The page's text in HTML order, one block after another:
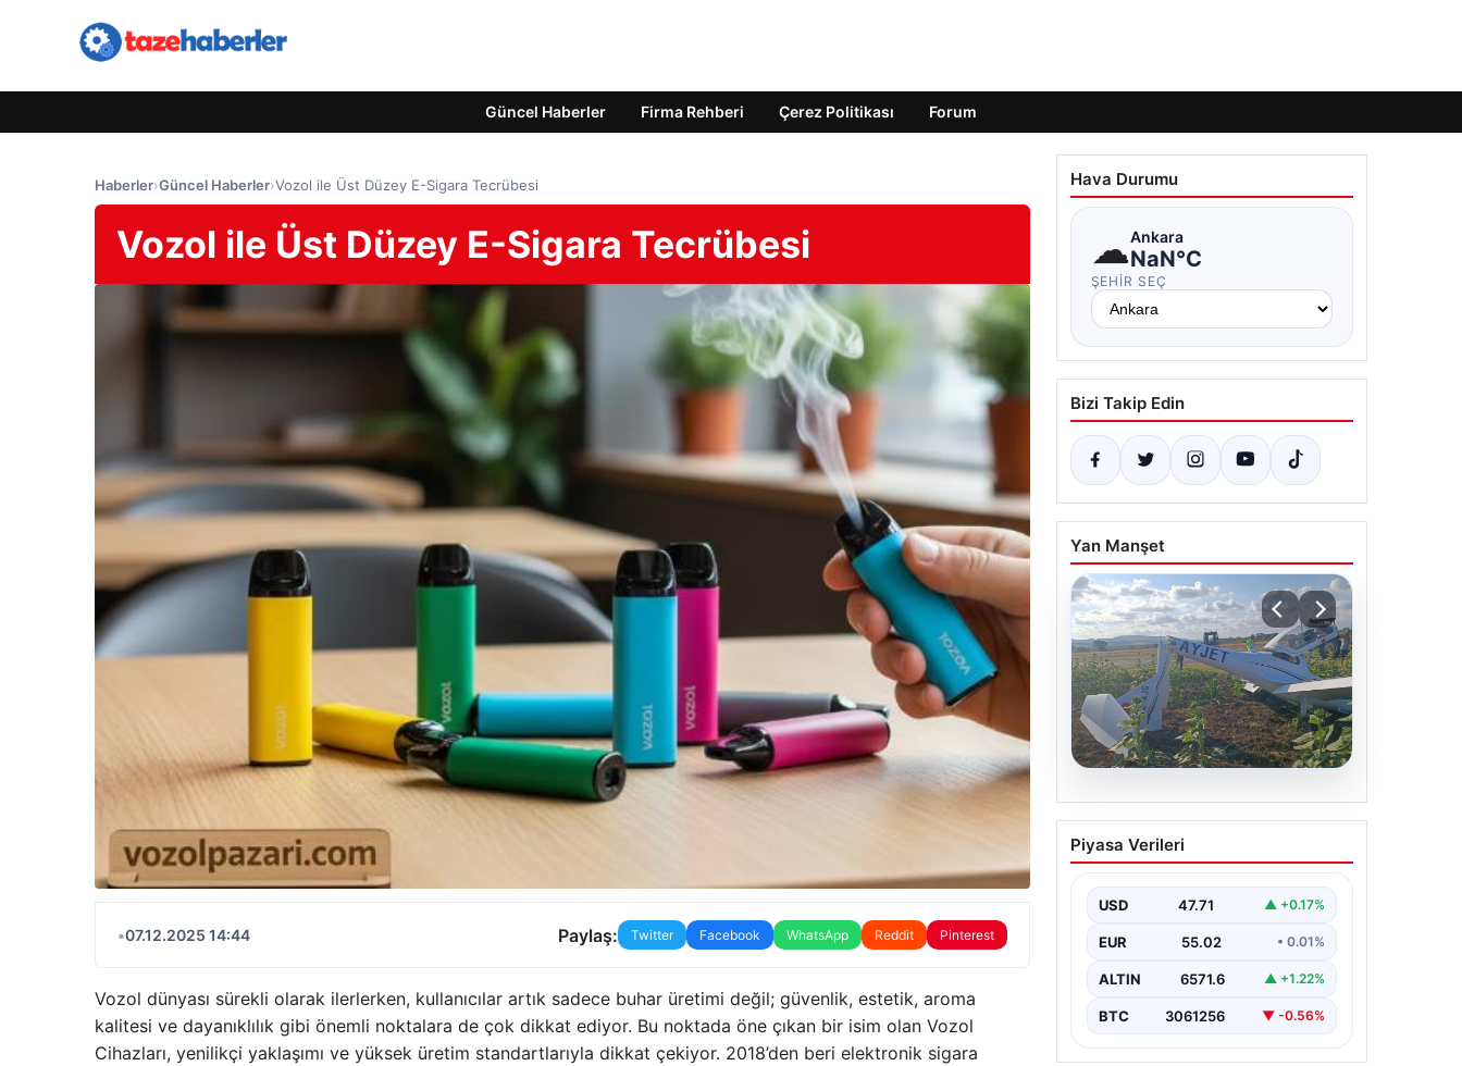
Güncel Haberler Firma Rehberi Çerez Politikası Forum
Haberler›Güncel Haberler›Vozol ile Üst Düzey E-Sigara Tecrübesi
Vozol ile Üst Düzey E-Sigara Tecrübesi
•07.12.2025 14:44 Paylaş: Twitter Facebook WhatsApp Reddit Pinterest
Vozol dünyası sürekli olarak ilerlerken, kullanıcılar artık sadece buhar üretimi değil; güvenlik, estetik, aroma
kalitesi ve dayanıklılık gibi önemli noktalara de çok dikkat ediyor. Bu noktada öne çıkan bir isim olan Vozol
Cihazları, yenilikçi yaklaşımı ve yüksek üretim standartlarıyla dikkat çekiyor. 2018’den beri elektronik sigara
Hava Durumu
☁Ankara
NaN°C
ŞEHIR SEÇ
Bizi Takip Edin
Yan Manşet
Eğitim uçağı sert iniş
yaptı. Öğrenci pilot
Piyasa Verileri
USD 47.71 ▲ +0.17%
EUR 55.02 • 0.01%
ALTIN 6571.6 ▲ +1.22%
BTC 3061256 ▼ -0.56%